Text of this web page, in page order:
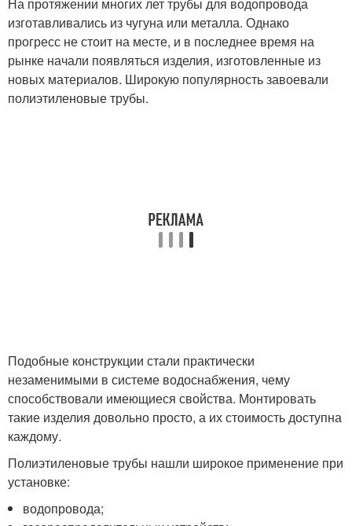
изготавливались из чугуна или металла. Однако
прогресс не стоит на месте, и в последнее время на
рынке начали появляться изделия, изготовленные из
новых материалов. Широкую популярность завоевали
полиэтиленовые трубы.
Подобные конструкции стали практически
незаменимыми в системе водоснабжения, чему
способствовали имеющиеся свойства. Монтировать
такие изделия довольно просто, а их стоимость доступна
каждому.
Полиэтиленовые трубы нашли широкое применение при
установке:
водопровода;